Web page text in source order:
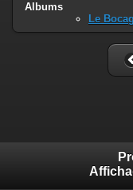
Albums
Le